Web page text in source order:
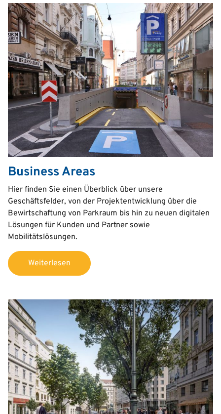
Business Areas
Text
Hier finden Sie einen Überblick über unsere
Geschäftsfelder, von der Projektentwicklung über die
Bewirtschaftung von Parkraum bis hin zu neuen digitalen
Lösungen für Kunden und Partner sowie
Mobilitätslösungen.
Weiterlesen